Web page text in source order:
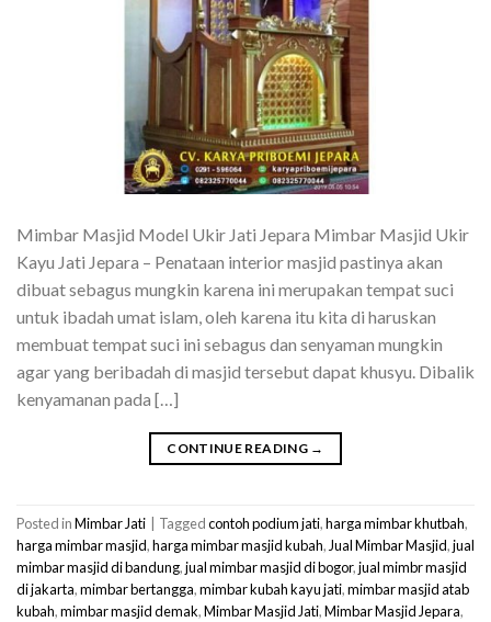
Mimbar Masjid Model Ukir Jati Jepara Mimbar Masjid Ukir
Kayu Jati Jepara – Penataan interior masjid pastinya akan
dibuat sebagus mungkin karena ini merupakan tempat suci
untuk ibadah umat islam, oleh karena itu kita di haruskan
membuat tempat suci ini sebagus dan senyaman mungkin
agar yang beribadah di masjid tersebut dapat khusyu. Dibalik
kenyamanan pada […]
CONTINUE READING →
Posted inMimbar Jati Taggedcontoh podium jati,harga mimbar khutbah,
harga mimbar masjid,harga mimbar masjid kubah, Jual Mimbar Masjid,jual
mimbar masjid di bandung,jual mimbar masjid di bogor,jual mimbr masjid
di jakarta,mimbar bertangga,mimbar kubah kayu jati,mimbar masjid atab
kubah,mimbar masjid demak,Mimbar Masjid Jati,Mimbar Masjid Jepara,